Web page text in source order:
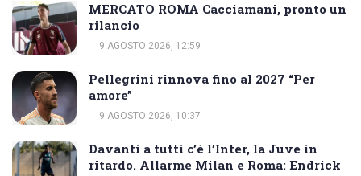
MERCATO ROMA Cacciamani, pronto un
rilancio
9 AGOSTO 2026, 12:59
Pellegrini rinnova fino al 2027 “Per
amore”
9 AGOSTO 2026, 10:37
Davanti a tutti c’è l’Inter, la Juve in
ritardo. Allarme Milan e Roma: Endrick